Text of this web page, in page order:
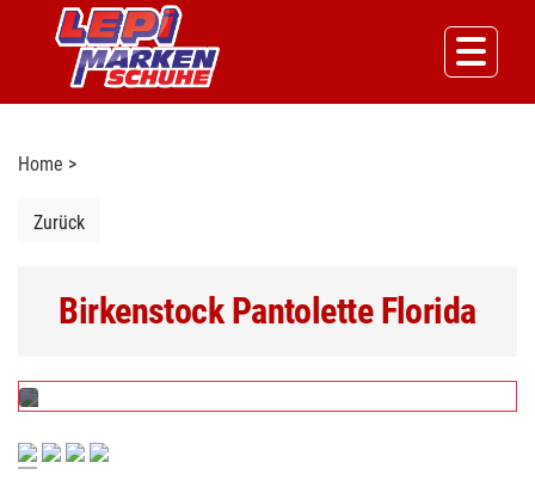
Home >
Zurück
Birkenstock Pantolette Florida